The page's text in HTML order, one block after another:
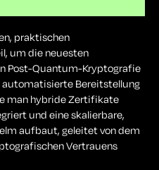
praktischen
um die neuesten
Post-Quantum-Kryptografie
automatisierte Bereitstellung
man hybride Zertifikate
und eine skalierbare,
aufbaut, geleitet von dem
Vertrauens